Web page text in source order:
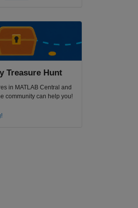
Treasure Hunt
in MATLAB Central and
community can help you!